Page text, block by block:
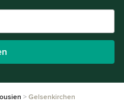
Gelsenkirchen